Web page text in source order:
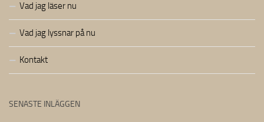
Vad jag läser nu
Vad jag lyssnar på nu
Kontakt
SENASTE INLÄGGEN